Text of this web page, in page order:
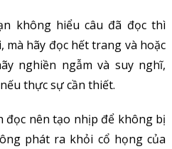
không hiểu câu đã đọc thì
mà hãy đọc hết trang và hoặc
nghiền ngẫm và suy nghĩ,
thực sự cần thiết.
nên tạo nhịp để không bị
phát ra khỏi cổ họng của